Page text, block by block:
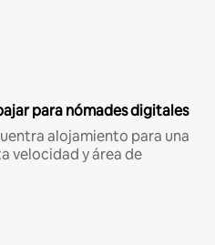
para nómades digitales
alojamiento para una
velocidad y área de